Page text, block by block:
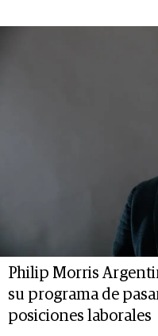
Philip Morris
su programa de
posiciones laborales